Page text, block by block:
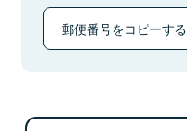
郵便番号をコピーする